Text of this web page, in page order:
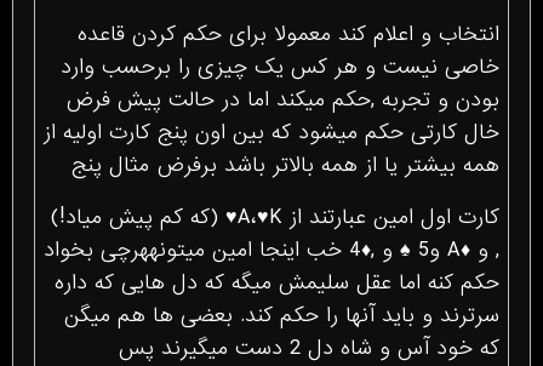
انتخاب و اعلام کند معمولا برای حکم کردن قاعده
خاصی نیست و هر کس یک چیزی را برحسب وارد
بودن و تجربه ,حکم میکند اما در حالت پیش فرض
خال کارتی حکم میشود که بین اون پنج کارت اولیه از
همه بیشتر یا از همه بالاتر باشد برفرض مثال پنج
کارت اول امین عبارتند از A،♥K♥ (که کم پیش میاد!)
, و ♦A و5 ♠ و ,♦4 خب اینجا امین میتونههرچی بخواد
حکم کنه اما عقل سلیمش میگه که دل هایی که داره
سرترند و باید آنها را حکم کند. بعضی ها هم میگن
که خود آس و شاه دل 2 دست میگیرند پس